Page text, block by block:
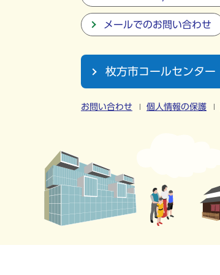
メールでのお問い合わせ
枚方市コールセンター
お問い合わせ 個人情報の保護